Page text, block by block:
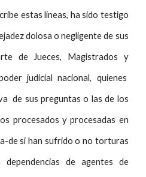
estas líneas, ha sido testigo
dolosa o negligente de sus
de Jueces, Magistrados y
judicial nacional, quienes
de sus preguntas o las de los
procesados y procesadas en
de si han sufrido o no torturas
dependencias de agentes de